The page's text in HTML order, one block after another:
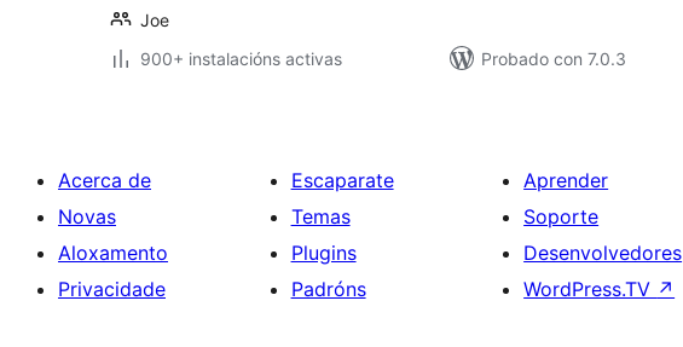
Joe
900+ instalacións activas
Probado con 7.0.3
Acerca de
Novas
Aloxamento
Privacidade
Escaparate
Temas
Plugins
Padróns
Aprender
Soporte
Desenvolvedores
WordPress.TV ↗